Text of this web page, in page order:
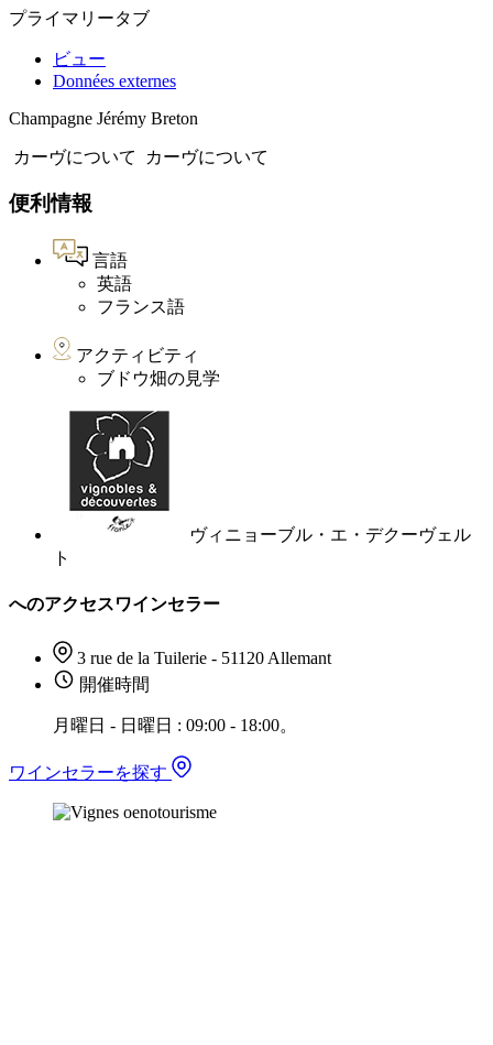
プライマリータブ
ビュー
Données externes
Champagne Jérémy Breton
カーヴについて カーヴについて
便利情報
言語
英語
フランス語
アクティビティ
ブドウ畑の見学
ヴィニョーブル・エ・デクーヴェル
ト
へのアクセスワインセラー
3 rue de la Tuilerie - 51120 Allemant
開催時間
月曜日 - 日曜日 : 09:00 - 18:00。
ワインセラーを探す